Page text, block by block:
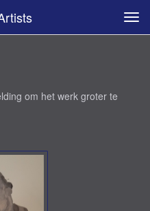
om het werk groter te